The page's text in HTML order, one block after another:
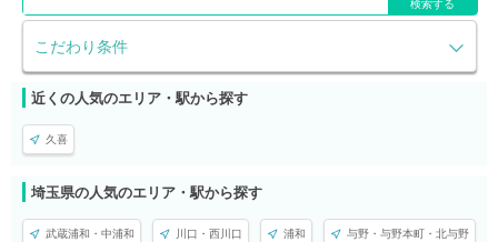
こだわり条件
検索する
近くの人気のエリア・駅から探す
久喜
埼玉県の人気のエリア・駅から探す
武蔵浦和・中浦和 川口・西川口 浦和 与野・与野本町・北与野